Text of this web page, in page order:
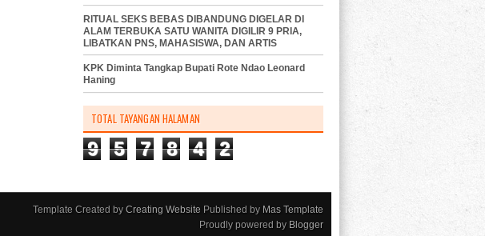
RITUAL SEKS BEBAS DIBANDUNG DIGELAR DI
ALAM TERBUKA SATU WANITA DIGILIR 9 PRIA,
LIBATKAN PNS, MAHASISWA, DAN ARTIS
KPK Diminta Tangkap Bupati Rote Ndao Leonard
Haning
TOTAL TAYANGAN HALAMAN
9 5 7 8 4 2
Template Created by Creating Website Published by Mas Template
Proudly powered by Blogger